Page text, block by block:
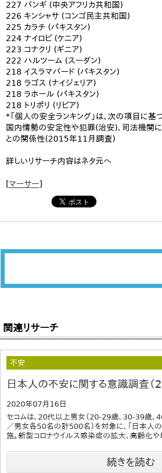
227 バンギ (中央アフリカ共和国)
226 キンシャサ (コンゴ民主共和国)
225 カラチ (パキスタン)
224 ナイロビ (ケニア)
223 コナクリ (ギニア)
222 ハルツーム (スーダン)
218 イスラマバード (パキスタン)
218 ラゴス (ナイジェリア)
218 ラホール (パキスタン)
218 トリポリ (リビア)
*「個人の安全ランキング」は、次の項目に基
国内情勢の安定性や犯罪(治安)、司法機関
との関係性(2015年11月調査)
詳しいリサーチ内容はネタ元へ
[マーサー]
関連リサーチ
不安
日本人の不安に関する意識調査（
2020年07月16日
セコムは、20代以上男女（20-29歳、30-39歳
／男女各50名の計500名）を対象に、「日本人
施。新型コロナウイルス感染症の拡大、高齢化
続きを読む